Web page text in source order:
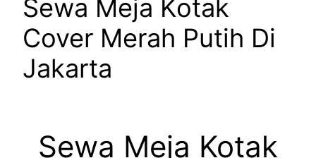
Sewa Meja Kotak
Cover Merah Putih Di
Jakarta
Sewa Meja Kotak